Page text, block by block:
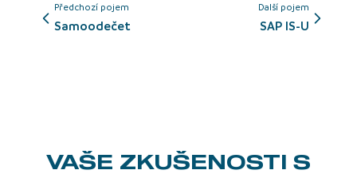
Předchozí pojem
Samoodečet
Další pojem
SAP IS-U
VAŠE ZKUŠENOSTI S